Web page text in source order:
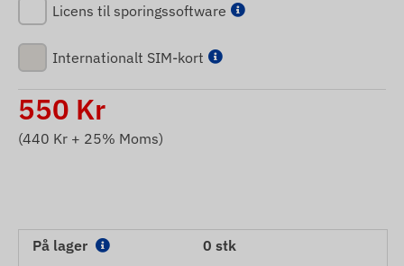
Licens til sporingssoftware
Internationalt SIM-kort
550 Kr
(440 Kr + 25% Moms)
På lager
0 stk